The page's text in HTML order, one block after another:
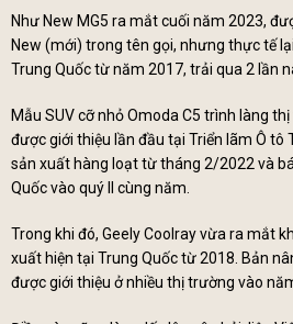
Như New MG5 ra mắt cuối năm 2023,
New (mới) trong tên gọi, nhưng thực tế
Trung Quốc từ năm 2017, trải qua 2 lần
Mẫu SUV cỡ nhỏ Omoda C5 trình làng
được giới thiệu lần đầu tại Triển lãm Ô tô
sản xuất hàng loạt từ tháng 2/2022 và
Quốc vào quý II cùng năm.
Trong khi đó, Geely Coolray vừa ra mắt
xuất hiện tại Trung Quốc từ 2018. Bản
được giới thiệu ở nhiều thị trường vào